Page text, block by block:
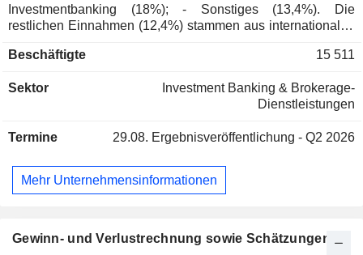
Investmentbanking (18%); - Sonstiges (13,4%). Die
restlichen Einnahmen (12,4%) stammen aus internationalen
Beschäftigte
15 511
Sektor
Investment Banking & Brokerage-
Dienstleistungen
Termine 29.08. Ergebnisveröffentlichung - Q2 2026
Mehr Unternehmensinformationen
Gewinn- und Verlustrechnung sowie Schätzungen